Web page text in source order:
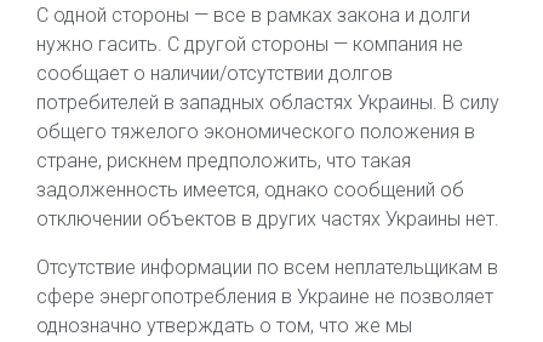
С одной стороны — все в рамках закона и долги
нужно гасить. С другой стороны — компания не
сообщает о наличии/отсутствии долгов
потребителей в западных областях Украины. В силу
общего тяжелого экономического положения в
стране, рискнем предположить, что такая
задолженность имеется, однако сообщений об
отключении объектов в других частях Украины нет.
Отсутствие информации по всем неплательщикам в
сфере энергопотребления в Украине не позволяет
однозначно утверждать о том, что же мы